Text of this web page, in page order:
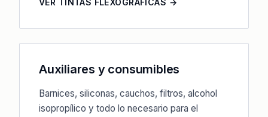
VER TINTAS FLEXOGRÁFICAS →
Auxiliares y consumibles
Barnices, siliconas, cauchos, filtros, alcohol
isopropílico y todo lo necesario para el